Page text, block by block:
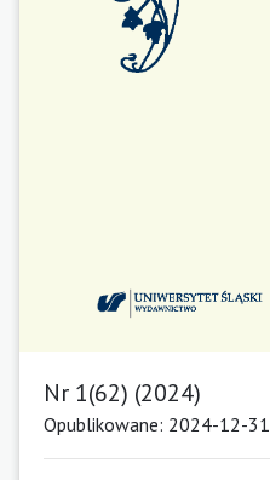
Nr 1(62) (2024)
Opublikowane: 2024-12-31